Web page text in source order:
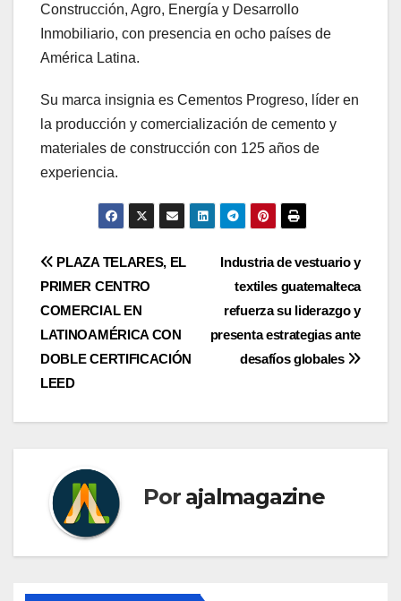
Construcción, Agro, Energía y Desarrollo
Inmobiliario, con presencia en ocho países de
América Latina.
Su marca insignia es Cementos Progreso, líder en
la producción y comercialización de cemento y
materiales de construcción con 125 años de
experiencia.
Navegación
de
entradas
Industria de vestuario y
textiles guatemalteca
refuerza su liderazgo y
presenta estrategias ante
desafíos globales
PLAZA TELARES, EL
PRIMER CENTRO
COMERCIAL EN
LATINOAMÉRICA CON
DOBLE CERTIFICACIÓN
LEED
Por ajalmagazine